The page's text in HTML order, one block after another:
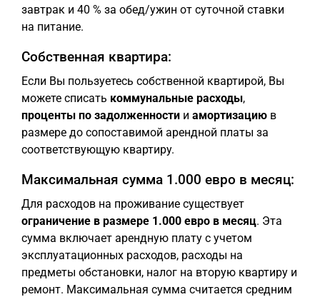
завтрак и 40 % за обед/ужин от суточной ставки
на питание.
Собственная квартира:
Если Вы пользуетесь собственной квартирой, Вы
можете списать коммунальные расходы,
проценты по задолженности и амортизацию в
размере до сопоставимой арендной платы за
соответствующую квартиру.
Максимальная сумма 1.000 евро в месяц:
Для расходов на проживание существует
ограничение в размере 1.000 евро в месяц. Эта
сумма включает арендную плату с учетом
эксплуатационных расходов, расходы на
предметы обстановки, налог на вторую квартиру и
ремонт. Максимальная сумма считается средним